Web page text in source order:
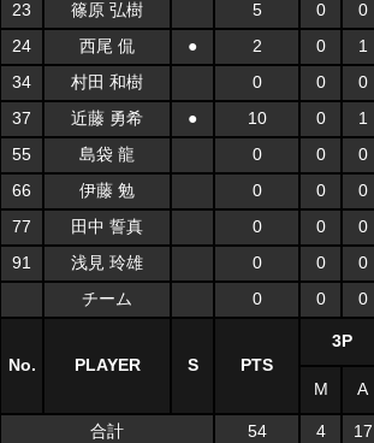
23
篠原 弘樹 5 0 0
24
西尾 侃 ● 2 0 1
34
村田 和樹 0 0 0
37
近藤 勇希 ● 10 0 1
55
島袋 龍 0 0 0
66
伊藤 勉 0 0 0
77
田中 誓真 0 0 0
91
浅見 玲雄 0 0 0
チーム
0 0 0
No. PLAYER S PTS
3P
M A
合計 54 4 17